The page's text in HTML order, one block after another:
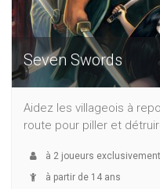
Seven Swords
Aidez les villageois à
route pour piller et
à 2 joueurs exclusivement
à partir de 14 ans